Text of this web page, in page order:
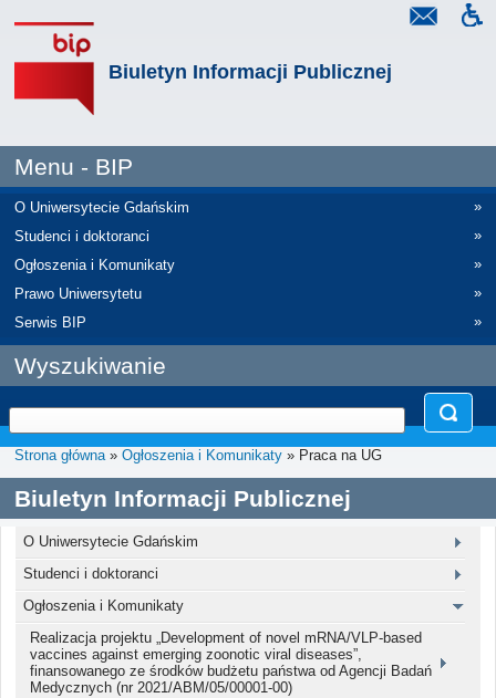
Biuletyn Informacji Publicznej
Menu - BIP
O Uniwersytecie Gdańskim
»
Studenci i doktoranci
»
Ogłoszenia i Komunikaty
»
Prawo Uniwersytetu
»
Serwis BIP
»
Wyszukiwanie
Strona główna» Ogłoszenia i Komunikaty » Praca na UG
Biuletyn Informacji Publicznej
O Uniwersytecie Gdańskim
Studenci i doktoranci
Ogłoszenia i Komunikaty
Realizacja projektu „Development of novel mRNA/VLP-based
vaccines against emerging zoonotic viral diseases”,
finansowanego ze środków budżetu państwa od Agencji Badań
Medycznych (nr 2021/ABM/05/00001-00)